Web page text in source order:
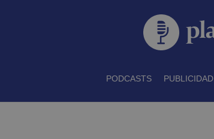
PODCASTS PUBLICIDAD